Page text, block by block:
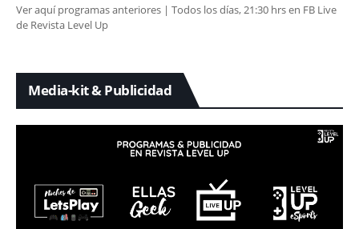
Ver aquí programas anteriores | Todos los días, 21:30 hrs en FB Live
de Revista Level Up
Media-kit & Publicidad